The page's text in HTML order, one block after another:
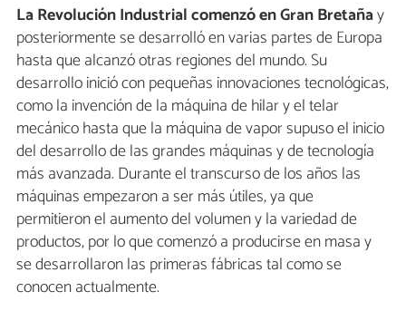
La Revolución Industrial comenzó en Gran Bretañay
posteriormente se desarrolló en varias partes de Europa
hasta que alcanzó otras regiones del mundo. Su
desarrollo inició con pequeñas innovaciones tecnológicas,
como la invención de la máquina de hilar y el telar
mecánico hasta que la máquina de vapor supuso el inicio
del desarrollo de las grandes máquinas y de tecnología
más avanzada. Durante el transcurso de los años las
máquinas empezaron a ser más útiles, ya que
permitieron el aumento del volumen y la variedad de
productos, por lo que comenzó a producirse en masa y
se desarrollaron las primeras fábricas tal como se
conocen actualmente.